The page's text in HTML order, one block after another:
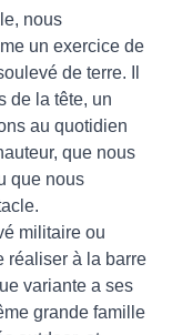
nous
un exercice de
de terre. Il
de la tête, un
au quotidien
que nous
que nous
militaire ou
réaliser à la barre
variante a ses
grande famille